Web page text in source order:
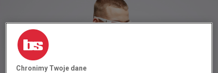
Chronimy Twoje dane